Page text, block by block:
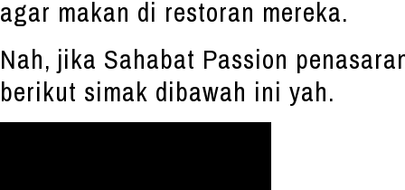
agar makan di restoran mereka.
Nah, jika Sahabat Passion
berikut simak dibawah ini yah.